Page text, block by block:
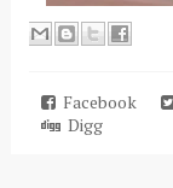
Facebook
Digg